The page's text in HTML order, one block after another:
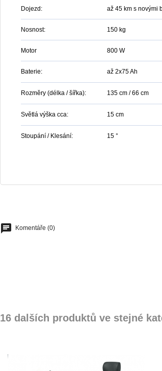
Dojezd: až 45 km s novými
Nosnost: 150 kg
Motor 800 W
Baterie: až 2x75 Ah
Rozměry (délka / šířka): 135 cm / 66 cm
Světlá výška cca: 15 cm
Stoupání / Klesání: 15 °
Komentáře (0)
16 dalších produktů ve stejné